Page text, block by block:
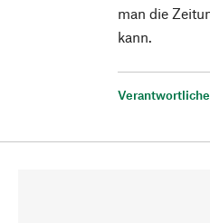
man die
kann.